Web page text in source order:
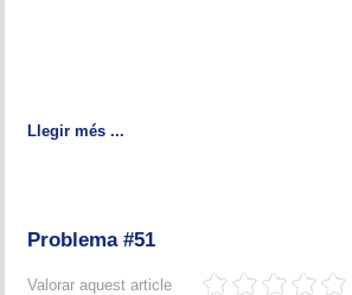
Llegir més ...
Problema #51
Valorar aquest article